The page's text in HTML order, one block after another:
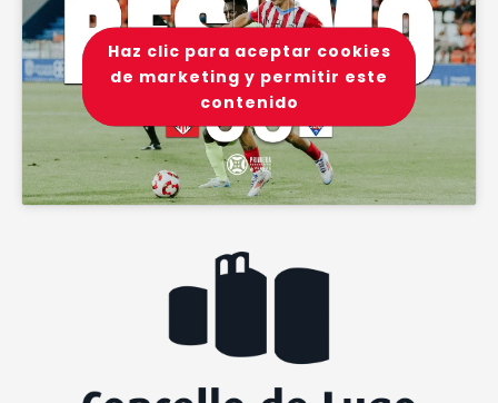
Haz clic para aceptar cookies
de marketing y permitir este
contenido